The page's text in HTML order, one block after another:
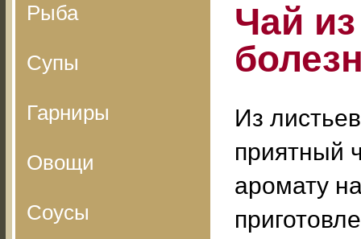
Рыба
Супы
Гарниры
Овощи
Соусы
Чай
Из
приятный
аромату